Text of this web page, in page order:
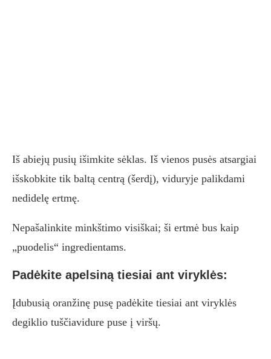
Iš abiejų pusių išimkite sėklas. Iš vienos pusės atsargiai
išskobkite tik baltą centrą (šerdį), viduryje palikdami
nedidelę ertmę.
Nepašalinkite minkštimo visiškai; ši ertmė bus kaip
„puodelis“ ingredientams.
Padėkite apelsiną tiesiai ant viryklės:
Įdubusią oranžinę pusę padėkite tiesiai ant viryklės
degiklio tuščiavidure puse į viršų.